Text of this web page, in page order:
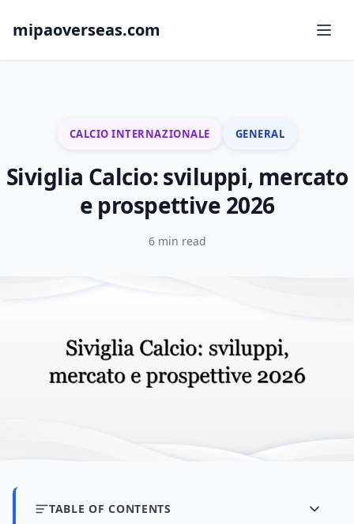
mipaoverseas.com
CALCIO INTERNAZIONALE GENERAL
Siviglia Calcio: sviluppi, mercato
e prospettive 2026
6 min read
TABLE OF CONTENTS